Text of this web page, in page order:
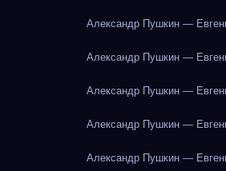
Александр Пушкин —
Александр Пушкин —
Александр Пушкин —
Александр Пушкин —
Александр Пушкин —